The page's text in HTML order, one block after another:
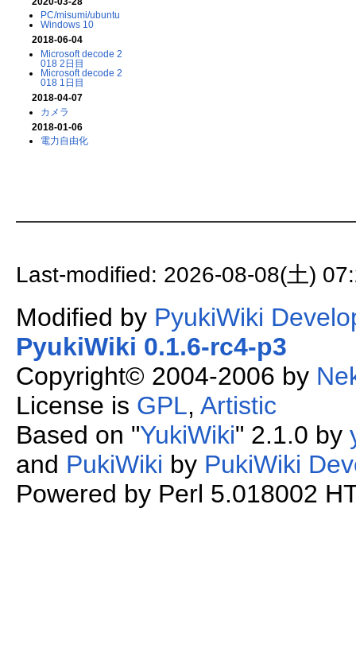
PC/misumi/ubuntu
Windows 10
2018-06-04
Microsoft decode 2
018 2日目
Microsoft decode 2
018 1日目
2018-04-07
カメラ
2018-01-06
電力自由化
Last-modified: 2026-08-08(土)
Modified by PyukiWiki
PyukiWiki 0.1.6-rc4-p3
Copyright© 2004-2006 by
License is GPL, Artistic
Based on "YukiWiki" 2.1.0 by
and PukiWiki by PukiWiki
Powered by Perl 5.018002